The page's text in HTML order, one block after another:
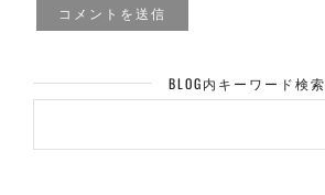
BLOG内キーワード検索
検